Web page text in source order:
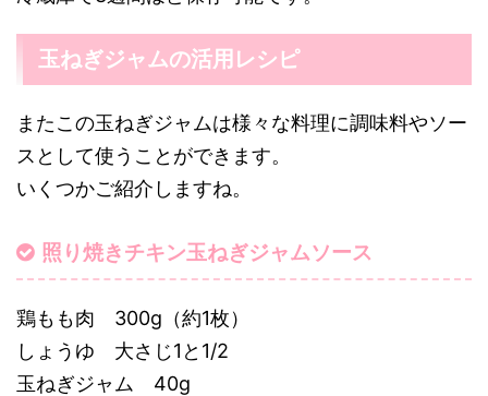
玉ねぎジャムの活用レシピ
またこの玉ねぎジャムは様々な料理に調味料やソー
スとして使うことができます。
いくつかご紹介しますね。
照り焼きチキン玉ねぎジャムソース
鶏もも肉 300g（約1枚）
しょうゆ 大さじ1と1/2
玉ねぎジャム 40g